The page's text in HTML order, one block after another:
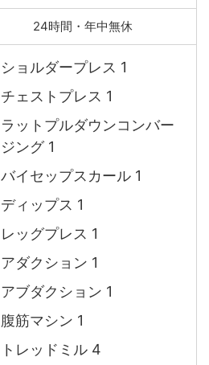
24時間・年中無休
ショルダープレス 1
チェストプレス 1
ラットプルダウンコンバー
ジング 1
バイセップスカール 1
ディップス 1
レッグプレス 1
アダクション 1
アブダクション 1
腹筋マシン 1
トレッドミル 4